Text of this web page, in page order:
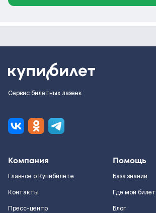
Сервис билетных лазеек
Компания
Главное о Купибилете
Контакты
Пресс-центр
Помощь
База знаний
Где мой билет
Блог